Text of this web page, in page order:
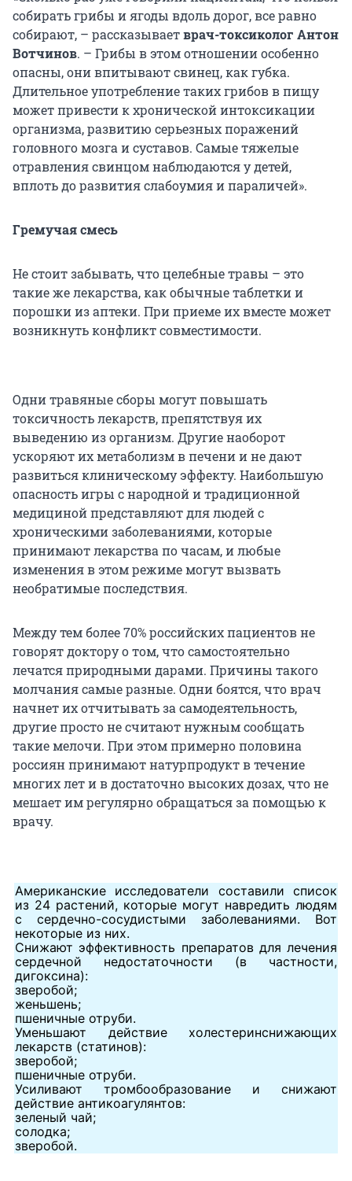
собирать грибы и ягоды вдоль дорог, все равно
собирают, – рассказываетврач-токсиколог Антон
Вотчинов. – Грибы в этом отношении особенно
опасны, они впитывают свинец, как губка.
Длительное употребление таких грибов в пищу
может привести к хронической интоксикации
организма, развитию серьезных поражений
головного мозга и суставов. Самые тяжелые
отравления свинцом наблюдаются у детей,
вплоть до развития слабоумия и параличей».
Гремучая смесь
Не стоит забывать, что целебные травы – это
такие же лекарства, как обычные таблетки и
порошки из аптеки. При приеме их вместе может
возникнуть конфликт совместимости.
Одни травяные сборы могут повышать
токсичность лекарств, препятствуя их
выведению из организм. Другие наоборот
ускоряют их метаболизм в печени и не дают
развиться клиническому эффекту. Наибольшую
опасность игры с народной и традиционной
медициной представляют для людей с
хроническими заболеваниями, которые
принимают лекарства по часам, и любые
изменения в этом режиме могут вызвать
необратимые последствия.
Между тем более 70% российских пациентов не
говорят доктору о том, что самостоятельно
лечатся природными дарами. Причины такого
молчания самые разные. Одни боятся, что врач
начнет их отчитывать за самодеятельность,
другие просто не считают нужным сообщать
такие мелочи. При этом примерно половина
россиян принимают натурпродукт в течение
многих лет и в достаточно высоких дозах, что не
мешает им регулярно обращаться за помощью к
врачу.
Американские исследователи составили список
из 24 растений, которые могут навредить людям
с сердечно-сосудистыми заболеваниями. Вот
некоторые из них.
Снижают эффективность препаратов для лечения
сердечной недостаточности (в частности,
дигоксина):
зверобой;
женьшень;
пшеничные отруби.
Уменьшают действие холестеринснижающих
лекарств (статинов):
зверобой;
пшеничные отруби.
Усиливают тромбообразование и снижают
действие антикоагулянтов:
зеленый чай;
солодка;
зверобой.